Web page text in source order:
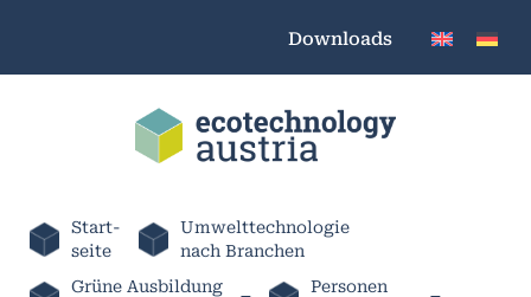
Downloads
Start-
seite
Umwelttechnologie
nach Branchen
Grüne Ausbildung
Personen